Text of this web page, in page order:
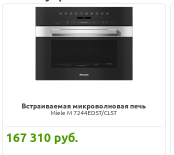
Встраиваемая микроволновая печь
Miele M 7244EDST/CLST
167 310 руб.